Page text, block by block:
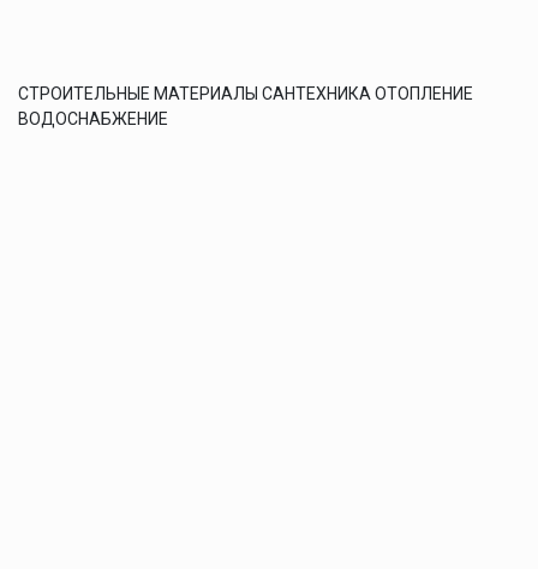
СТРОИТЕЛЬНЫЕ МАТЕРИАЛЫ САНТЕХНИКА ОТОПЛЕНИЕ
ВОДОСНАБЖЕНИЕ